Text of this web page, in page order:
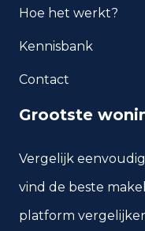
Welke
Hoe het werkt?
Kennisbank
Contact
Grootste
Vergelijk
vind de beste
platform